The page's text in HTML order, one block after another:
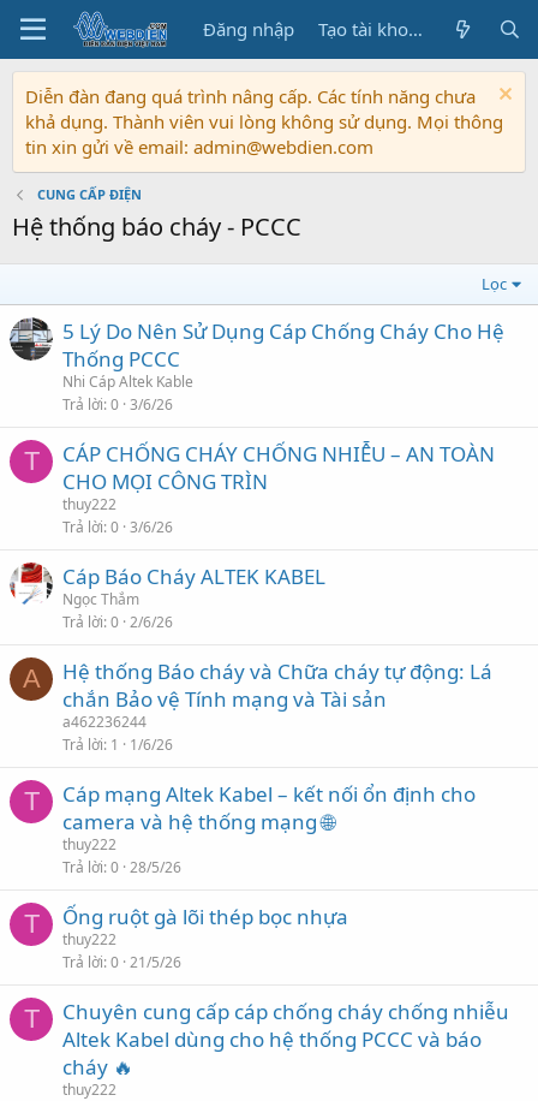
Đăng nhập Tạo tài khoản
Diễn đàn đang quá trình nâng cấp. Các tính năng chưa
khả dụng. Thành viên vui lòng không sử dụng. Mọi thông
tin xin gửi về email: admin@webdien.com
CUNG CẤP ĐIỆN
Hệ thống báo cháy - PCCC
Lọc
5 Lý Do Nên Sử Dụng Cáp Chống Cháy Cho Hệ
Thống PCCC
Nhi Cáp Altek Kable
Trả lời 0 3/6/26
T
CÁP CHỐNG CHÁY CHỐNG NHIỄU – AN TOÀN
CHO MỌI CÔNG TRÌN
thuy222
Trả lời 0 3/6/26
Cáp Báo Cháy ALTEK KABEL
Ngọc Thắm
Trả lời 0 2/6/26
A
Hệ thống Báo cháy và Chữa cháy tự động: Lá
chắn Bảo vệ Tính mạng và Tài sản
a462236244
Trả lời 1 1/6/26
T
Cáp mạng Altek Kabel – kết nối ổn định cho
camera và hệ thống mạng 🌐
thuy222
Trả lời 0 28/5/26
T Ống ruột gà lõi thép bọc nhựa
thuy222
Trả lời 0 21/5/26
T
Chuyên cung cấp cáp chống cháy chống nhiễu
Altek Kabel dùng cho hệ thống PCCC và báo
cháy 🔥
thuy222